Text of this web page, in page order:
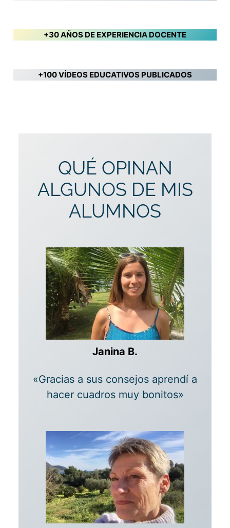
+30 AÑOS DE EXPERIENCIA DOCENTE
+100 VÍDEOS EDUCATIVOS PUBLICADOS
QUÉ OPINAN
ALGUNOS DE MIS
ALUMNOS
Janina B.
«Gracias a sus consejos aprendí a
hacer cuadros muy bonitos»